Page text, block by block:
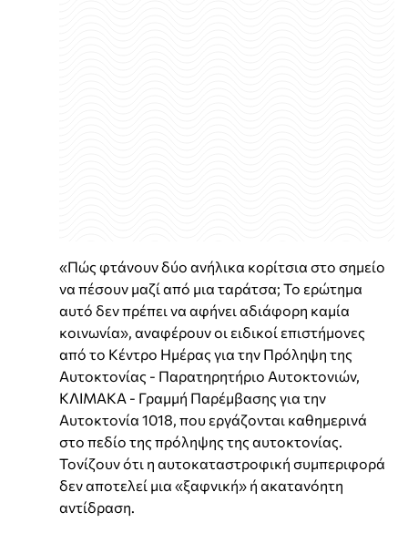
«Πώς φτάνουν δύο ανήλικα κορίτσια στο σημείο
να πέσουν μαζί από μια ταράτσα; Το ερώτημα
αυτό δεν πρέπει να αφήνει αδιάφορη καμία
κοινωνία», αναφέρουν οι ειδικοί επιστήμονες
από το Κέντρο Ημέρας για την Πρόληψη της
Αυτοκτονίας - Παρατηρητήριο Αυτοκτονιών,
ΚΛΙΜΑΚΑ - Γραμμή Παρέμβασης για την
Αυτοκτονία 1018, που εργάζονται καθημερινά
στο πεδίο της πρόληψης της αυτοκτονίας.
Τονίζουν ότι η αυτοκαταστροφική συμπεριφορά
δεν αποτελεί μια «ξαφνική» ή ακατανόητη
αντίδραση.